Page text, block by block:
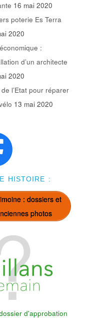
16 mai 2020
poterie Es Terra
2020
:
d’un architecte
2020
l’Etat pour réparer
13 mai 2020
HISTOIRE :
: dossiers et
photos
d'approbation